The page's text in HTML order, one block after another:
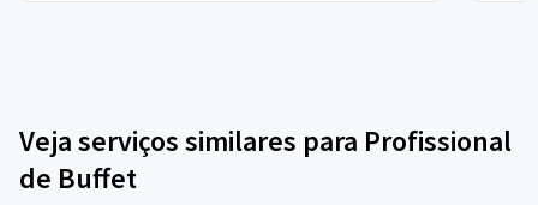
Veja serviços similares para Profissional
de Buffet